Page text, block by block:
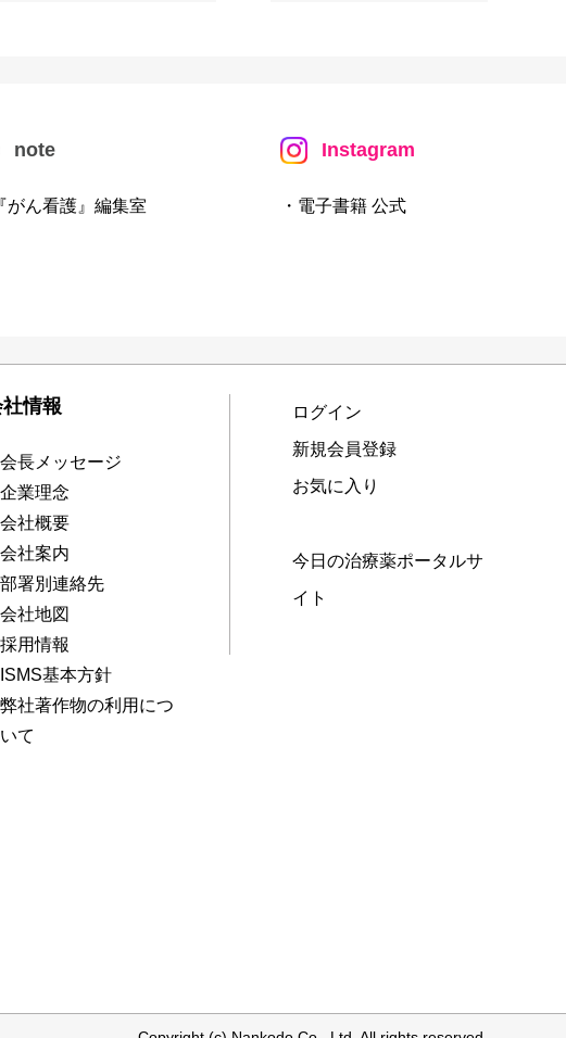
note
がん看護』編集室
Instagram
・電子書籍 公式
情報
会長メッセージ
企業理念
会社概要
会社案内
部署別連絡先
会社地図
採用情報
ISMS基本方針
弊社著作物の利用につ
いて
ログイン
新規会員登録
お気に入り
今日の治療薬ポータルサ
イト